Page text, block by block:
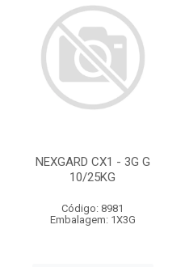
NEXGARD CX1 - 3G G
10/25KG
Código: 8981
Embalagem: 1X3G